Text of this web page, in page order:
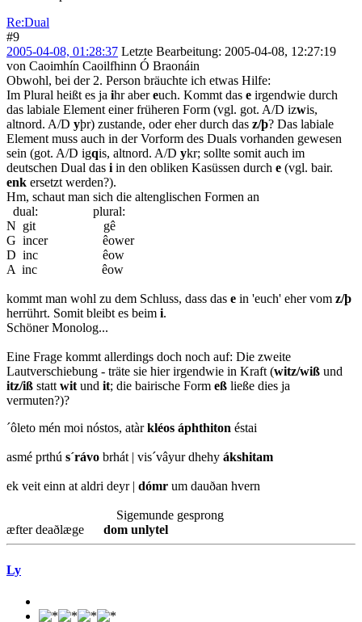
Re:Dual
#9
2005-04-08, 01:28:37 Letzte Bearbeitung: 2005-04-08, 12:27:19
von Caoimhín Caoilfhinn Ó Braonáin
Obwohl, bei der 2. Person bräuchte ich etwas Hilfe:
Im Plural heißt es ja ihr abereuch. Kommt das e irgendwie durch
das labiale Element einer früheren Form (vgl. got. A/D izwis,
altnord. A/D yþr) zustande, oder eher durch das z/þ? Das labiale
Element muss auch in der Vorform des Duals vorhanden gewesen
sein (got. A/D igqis, altnord. A/D ykr; sollte somit auch im
deutschen Dual das i in den obliken Kasüssen durch e (vgl. bair.
enk ersetzt werden?).
Hm, schaut man sich die altenglischen Formen an
dual: plural:
N git gê
G incer êower
D inc êow
A inc êow
kommt man wohl zu dem Schluss, dass das e in 'euch' eher vom z/þ
herrührt. Somit bleibt es beim i.
Schöner Monolog...
Eine Frage kommt allerdings doch noch auf: Die zweite
Lautverschiebung - träte sie hier irgendwie in Kraft (witz/wiß und
itz/iß statt wit und it; die bairische Form eß ließe dies ja
vermuten?)?
´ôleto mén moi nóstos, atàrkléos áphthiton éstai
asmé prthú s´rávo brhát | vis´vâyur dhehy ákshitam
ek veit einn at aldri deyr | dómr um dauðan hvern
Sigemunde gesprong
æfter deaðlæge dom unlytel
Ly